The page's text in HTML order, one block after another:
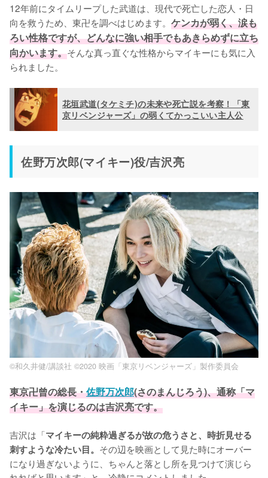
12年前にタイムリープした武道は、現代で死亡した恋人・日
向を救うため、東卍を調べはじめます。 ケンカが弱く、涙も
ろい性格ですが、どんなに強い相手でもあきらめずに立ち
向かいます。そんな真っ直ぐな性格からマイキーにも気に入
られました。
花垣武道(タケミチ)の未来や死亡説を考察！「東
京リベンジャーズ」の弱くてかっこいい主人公
佐野万次郎(マイキー)役/吉沢亮
©和久井健/講談社 ©2020 映画「東京リベンジャーズ」製作委員会
東京卍曾の総長・佐野万次郎(さのまんじろう)、通称「マ
イキー」を演じるのは吉沢亮です。
吉沢は「マイキーの純粋過ぎるが故の危うさと、時折見せる
刺すような冷たい目。 その辺を映画として見た時にオーバー
になり過ぎないように、ちゃんと落とし所を見つけて演じら